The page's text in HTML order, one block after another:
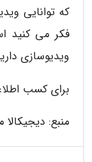
که توانایی
فکر می کنید
ویدیوسازی
برای کسب
منبع: